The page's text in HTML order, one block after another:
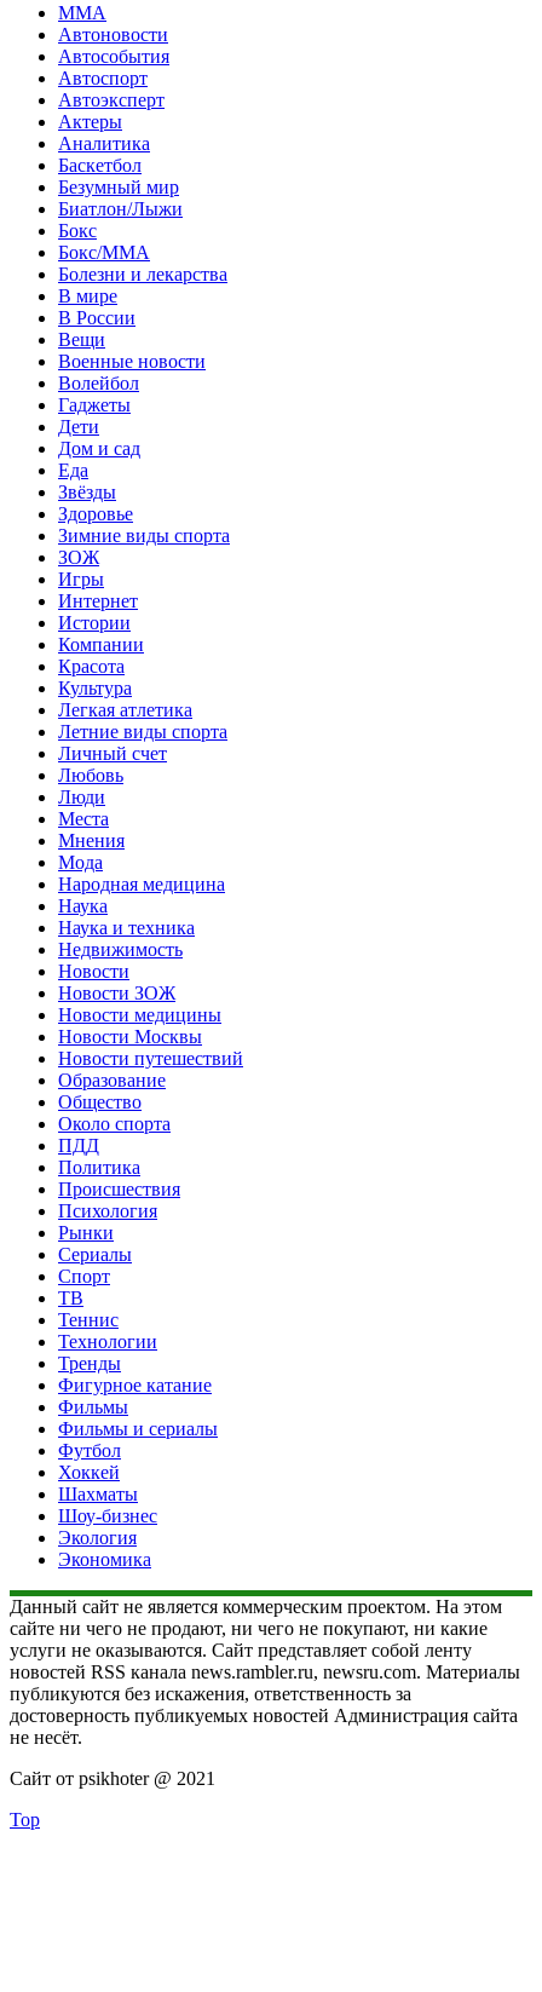
MMA
Автоновости
Автособытия
Автоспорт
Автоэксперт
Актеры
Аналитика
Баскетбол
Безумный мир
Биатлон/Лыжи
Бокс
Бокс/MMA
Болезни и лекарства
В мире
В России
Вещи
Военные новости
Волейбол
Гаджеты
Дети
Дом и сад
Еда
Звёзды
Здоровье
Зимние виды спорта
ЗОЖ
Игры
Интернет
Истории
Компании
Красота
Культура
Легкая атлетика
Летние виды спорта
Личный счет
Любовь
Люди
Места
Мнения
Мода
Народная медицина
Наука
Наука и техника
Недвижимость
Новости
Новости ЗОЖ
Новости медицины
Новости Москвы
Новости путешествий
Образование
Общество
Около спорта
ПДД
Политика
Происшествия
Психология
Рынки
Сериалы
Спорт
ТВ
Теннис
Технологии
Тренды
Фигурное катание
Фильмы
Фильмы и сериалы
Футбол
Хоккей
Шахматы
Шоу-бизнес
Экология
Экономика
Данный сайт не является коммерческим проектом. На этом
сайте ни чего не продают, ни чего не покупают, ни какие
услуги не оказываются. Сайт представляет собой ленту
новостей RSS канала news.rambler.ru, newsru.com. Материалы
публикуются без искажения, ответственность за
достоверность публикуемых новостей Администрация сайта
не несёт.
Сайт от psikhoter @ 2021
Top